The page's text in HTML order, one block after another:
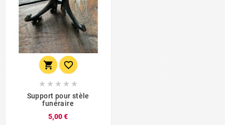
 
    
Support pour stèle
funéraire
5,00 €